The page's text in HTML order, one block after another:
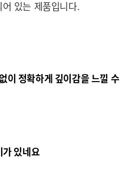
있는 제품입니다.
이 정확하게 깊이감을 느낄 수
가 있네요